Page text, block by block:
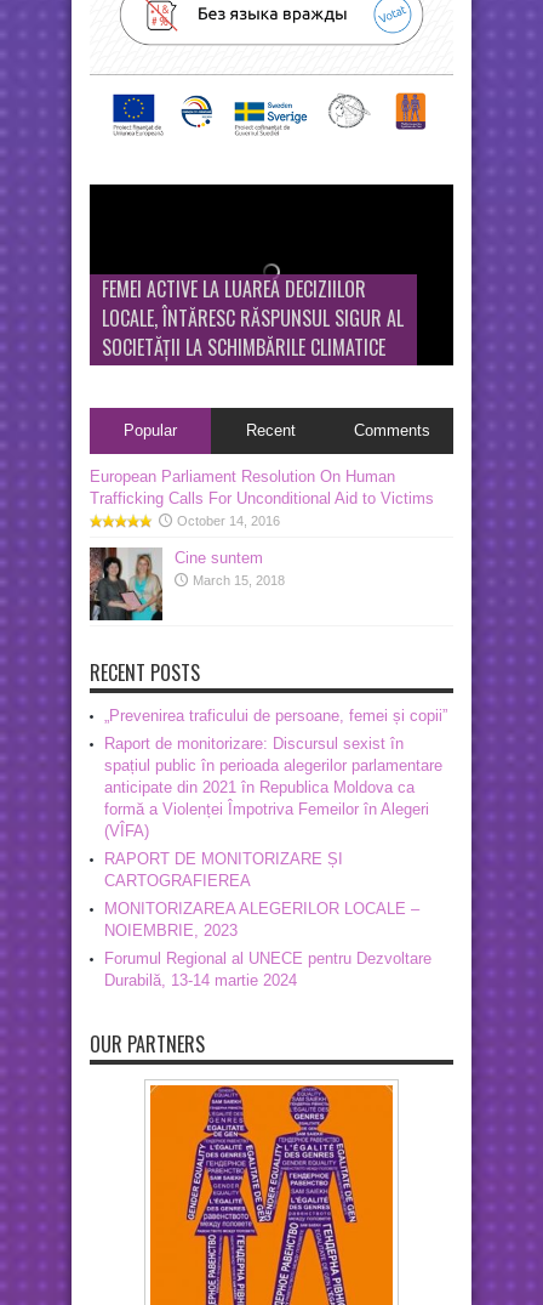
FEMEI ACTIVE LA LUAREA DECIZIILOR
LOCALE, ÎNTĂRESC RĂSPUNSUL SIGUR AL
SOCIETĂȚII LA SCHIMBĂRILE CLIMATICE
Popular Recent Comments
European Parliament Resolution On Human
Trafficking Calls For Unconditional Aid to Victims
October 14, 2016
Cine suntem
March 15, 2018
RECENT POSTS
„Prevenirea traficului de persoane, femei și copii”
Raport de monitorizare: Discursul sexist în
spațiul public în perioada alegerilor parlamentare
anticipate din 2021 în Republica Moldova ca
formă a Violenței Împotriva Femeilor în Alegeri
(VÎFA)
RAPORT DE MONITORIZARE ȘI
CARTOGRAFIEREA
MONITORIZAREA ALEGERILOR LOCALE –
NOIEMBRIE, 2023
Forumul Regional al UNECE pentru Dezvoltare
Durabilă, 13-14 martie 2024
OUR PARTNERS